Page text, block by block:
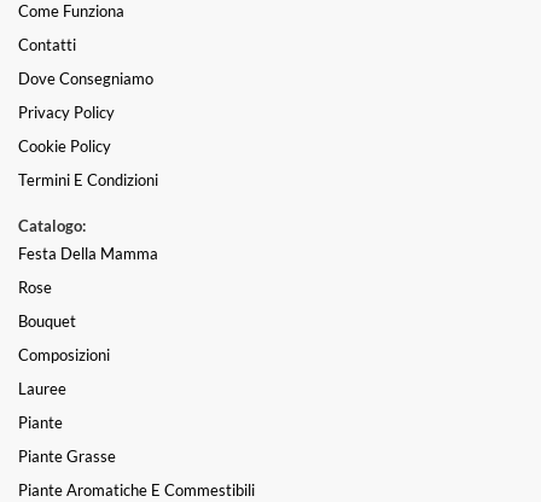
Come Funziona
Contatti
Dove Consegniamo
Privacy Policy
Cookie Policy
Termini E Condizioni
Catalogo:
Festa Della Mamma
Rose
Bouquet
Composizioni
Lauree
Piante
Piante Grasse
Piante Aromatiche E Commestibili